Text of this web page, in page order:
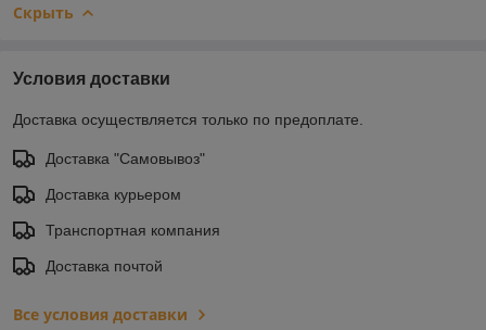
Скрыть
Условия доставки
Доставка осуществляется только по предоплате.
Доставка "Самовывоз"
Доставка курьером
Транспортная компания
Доставка почтой
Все условия доставки